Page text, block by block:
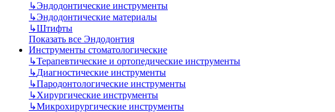
↳Эндодонтические инструменты
↳Эндодонтические материалы
↳Штифты
Показать все Эндодонтия
Инструменты стоматологические
↳Терапевтические и ортопедические инструменты
↳Диагностические инструменты
↳Пародонтологические инструменты
↳Хирургические инструменты
↳Микрохирургические инструменты